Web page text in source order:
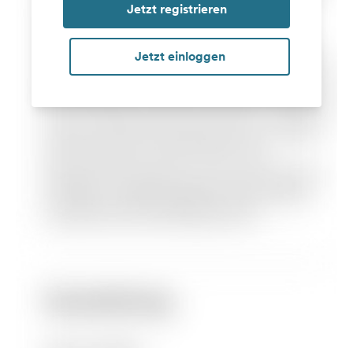
Jetzt registrieren
Jetzt einloggen